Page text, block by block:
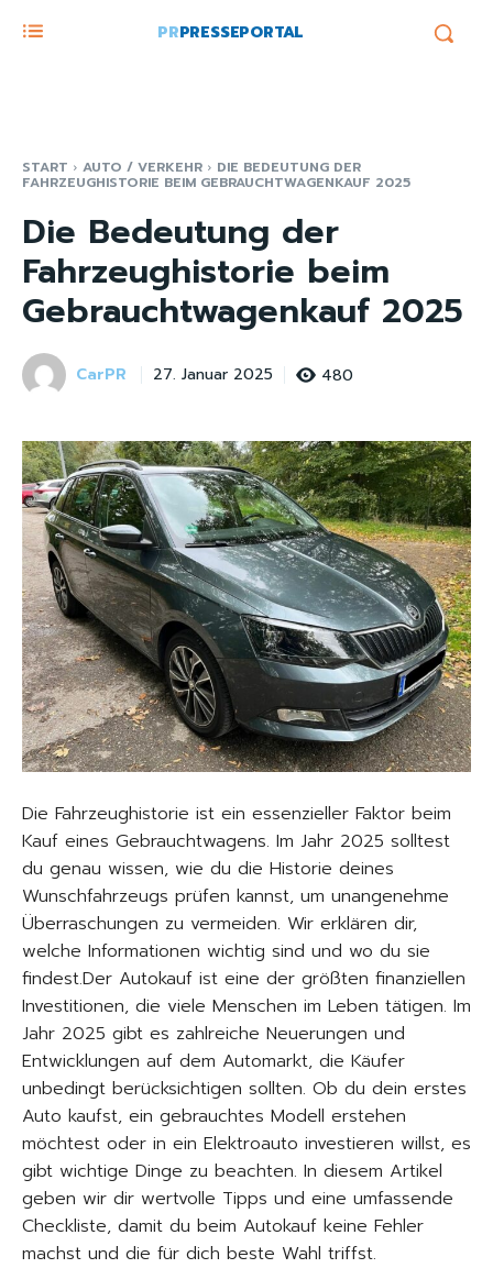
PRPRESSEPORTAL
START AUTO / VERKEHR DIE BEDEUTUNG DER
FAHRZEUGHISTORIE BEIM GEBRAUCHTWAGENKAUF 2025
Die Bedeutung der
Fahrzeughistorie beim
Gebrauchtwagenkauf 2025
CarPR 27. Januar 2025 480
Die Fahrzeughistorie ist ein essenzieller Faktor beim
Kauf eines Gebrauchtwagens. Im Jahr 2025 solltest
du genau wissen, wie du die Historie deines
Wunschfahrzeugs prüfen kannst, um unangenehme
Überraschungen zu vermeiden. Wir erklären dir,
welche Informationen wichtig sind und wo du sie
findest.Der Autokauf ist eine der größten finanziellen
Investitionen, die viele Menschen im Leben tätigen. Im
Jahr 2025 gibt es zahlreiche Neuerungen und
Entwicklungen auf dem Automarkt, die Käufer
unbedingt berücksichtigen sollten. Ob du dein erstes
Auto kaufst, ein gebrauchtes Modell erstehen
möchtest oder in ein Elektroauto investieren willst, es
gibt wichtige Dinge zu beachten. In diesem Artikel
geben wir dir wertvolle Tipps und eine umfassende
Checkliste, damit du beim Autokauf keine Fehler
machst und die für dich beste Wahl triffst.